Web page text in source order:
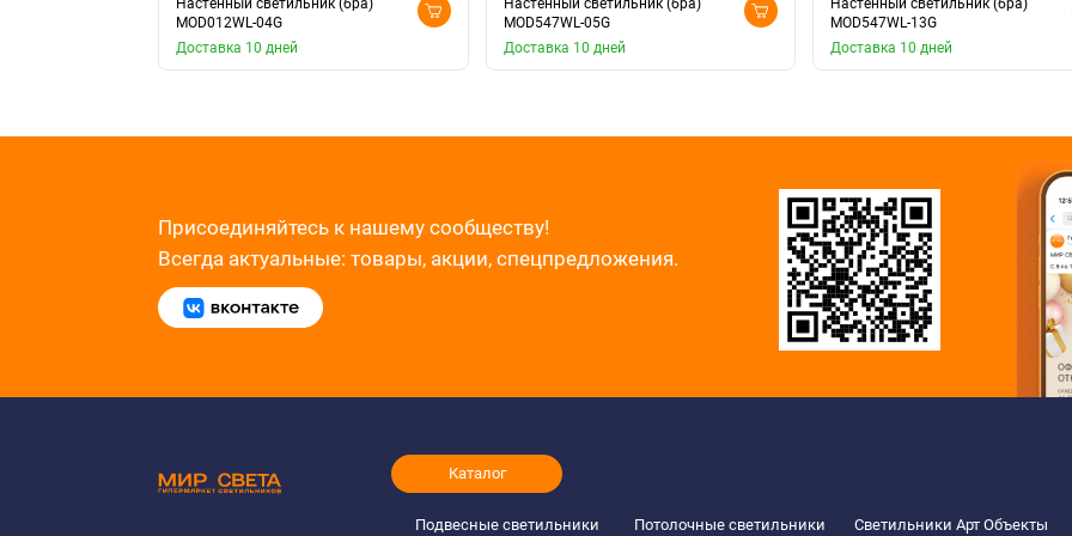
MOD012WL-04G
Доставка 10 дней
MOD547WL-05G
Доставка 10 дней
MOD547WL-13G
Доставка 10 дней
Присоединяйтесь к нашему сообществу!
Всегда актуальные: товары, акции, спецпредложения.
Каталог
Подвесные светильники Потолочные светильники Светильники Арт Объекты